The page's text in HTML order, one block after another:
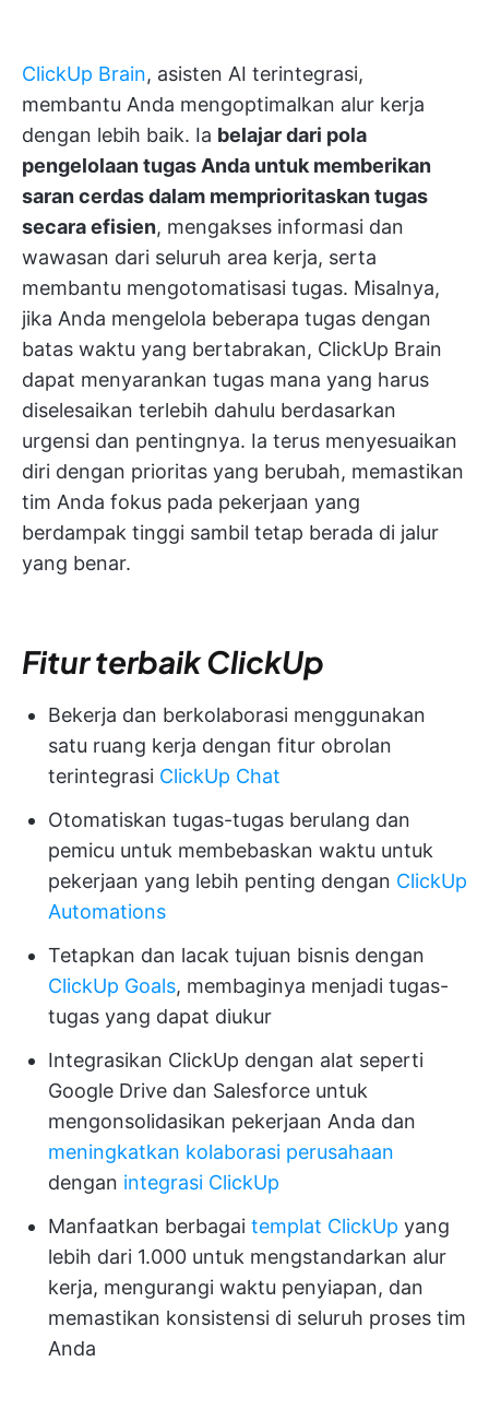
ClickUp Brain, asisten AI terintegrasi,
membantu Anda mengoptimalkan alur kerja
dengan lebih baik. Ia belajar dari pola
pengelolaan tugas Anda untuk memberikan
saran cerdas dalam memprioritaskan tugas
secara efisien, mengakses informasi dan
wawasan dari seluruh area kerja, serta
membantu mengotomatisasi tugas. Misalnya,
jika Anda mengelola beberapa tugas dengan
batas waktu yang bertabrakan, ClickUp Brain
dapat menyarankan tugas mana yang harus
diselesaikan terlebih dahulu berdasarkan
urgensi dan pentingnya. Ia terus menyesuaikan
diri dengan prioritas yang berubah, memastikan
tim Anda fokus pada pekerjaan yang
berdampak tinggi sambil tetap berada di jalur
yang benar.
Fitur terbaik ClickUp
Bekerja dan berkolaborasi menggunakan
satu ruang kerja dengan fitur obrolan
terintegrasi ClickUp Chat
Otomatiskan tugas-tugas berulang dan
pemicu untuk membebaskan waktu untuk
pekerjaan yang lebih penting dengan ClickUp
Automations
Tetapkan dan lacak tujuan bisnis dengan
ClickUp Goals, membaginya menjadi tugas-
tugas yang dapat diukur
Integrasikan ClickUp dengan alat seperti
Google Drive dan Salesforce untuk
mengonsolidasikan pekerjaan Anda dan
meningkatkan kolaborasi perusahaan
dengan integrasi ClickUp
Manfaatkan berbagai templat ClickUp yang
lebih dari 1.000 untuk mengstandarkan alur
kerja, mengurangi waktu penyiapan, dan
memastikan konsistensi di seluruh proses tim
Anda